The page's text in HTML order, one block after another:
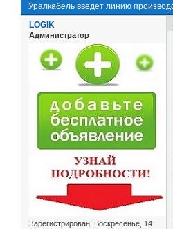
Уралкабель введет линию
LOGIK
Администратор
Зарегистрирован: Воскресенье, 14